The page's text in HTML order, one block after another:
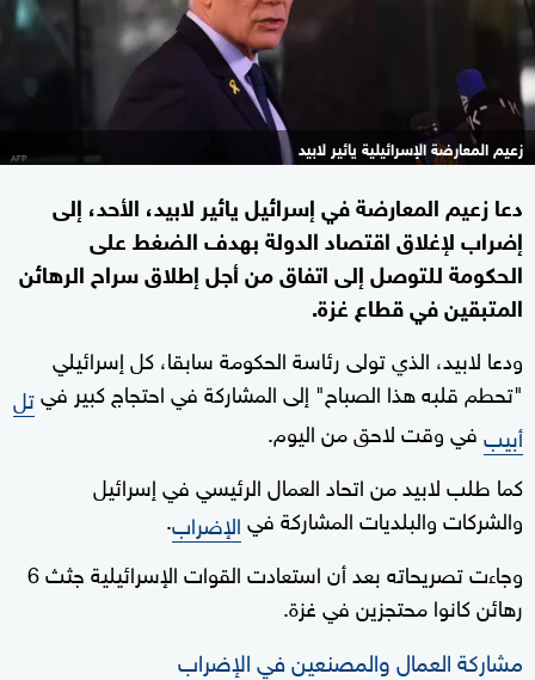
زعيم المعارضة الإسرائيلية يائير لابيد
دعا زعيم المعارضة في إسرائيل يائير لابيد، الأحد، إلى
إضراب لإغلاق اقتصاد الدولة بهدف الضغط على
الحكومة للتوصل إلى اتفاق من أجل إطلاق سراح الرهائن
المتبقين في قطاع غزة.
ودعا لابيد، الذي تولى رئاسة الحكومة سابقا، كل إسرائيلي
"تحطم قلبه هذا الصباح" إلى المشاركة في احتجاج كبير فيتل
أبيبفي وقت لاحق من اليوم.
كما طلب لابيد من اتحاد العمال الرئيسي في إسرائيل
والشركات والبلديات المشاركة فيالإضراب.
وجاءت تصريحاته بعد أن استعادت القوات الإسرائيلية جثث 6
رهائن كانوا محتجزين في غزة.
مشاركة العمال والمصنعين في الإضراب